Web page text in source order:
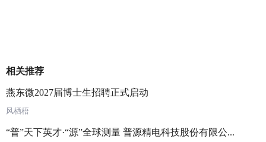
相关推荐
燕东微2027届博士生招聘正式启动
风栖梧
“普”天下英才·“源”全球测量 普源精电科技股份有限公...